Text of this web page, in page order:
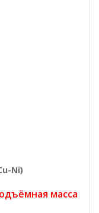
Ni)
масса